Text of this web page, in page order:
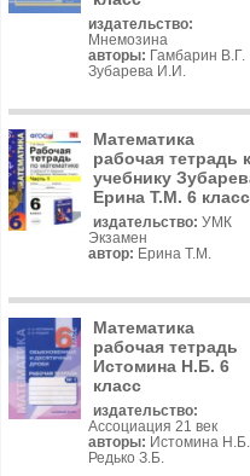
издательство:
Мнемозина
авторы: Гамбарин В.Г.
Зубарева И.И.
Математика
рабочая тетрадь к
учебнику
Ерина Т.М. 6 класс
издательство: УМК
Экзамен
автор: Ерина Т.М.
Математика
рабочая тетрадь
Истомина Н.Б. 6
класс
издательство:
Ассоциация 21 век
авторы: Истомина Н.Б.
Редько З.Б.